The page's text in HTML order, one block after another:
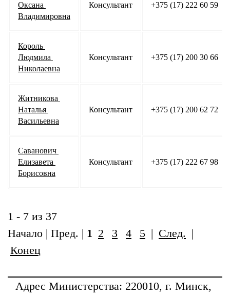
Оксана
Владимировна
Консультант +375 (17) 222 60 59
Король
Людмила
Николаевна
Консультант +375 (17) 200 30 66
Житникова
Наталья
Васильевна
Консультант +375 (17) 200 62 72
Саванович
Елизавета
Борисовна
Консультант +375 (17) 222 67 98
1 - 7 из 37
Начало | Пред. | 1 2 3 4 5 | След. |
Конец
Адрес Министерства: 220010, г. Минск,